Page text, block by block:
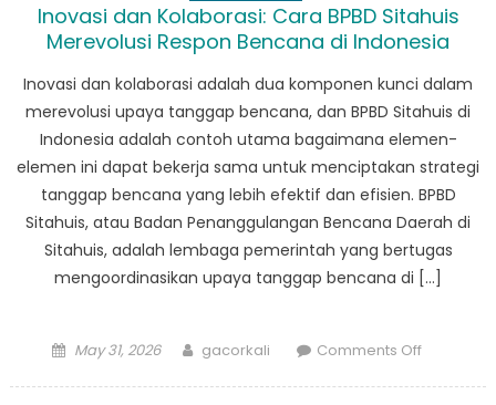
Terhadap
Pemulihan
Inovasi dan Kolaborasi: Cara BPBD Sitahuis
Merevolusi Respon Bencana di Indonesia
Inovasi dan kolaborasi adalah dua komponen kunci dalam
merevolusi upaya tanggap bencana, dan BPBD Sitahuis di
Indonesia adalah contoh utama bagaimana elemen-
elemen ini dapat bekerja sama untuk menciptakan strategi
tanggap bencana yang lebih efektif dan efisien. BPBD
Sitahuis, atau Badan Penanggulangan Bencana Daerah di
Sitahuis, adalah lembaga pemerintah yang bertugas
mengoordinasikan upaya tanggap bencana di […]
Posted
May 31, 2026 Author
gacorkali Comments Offon